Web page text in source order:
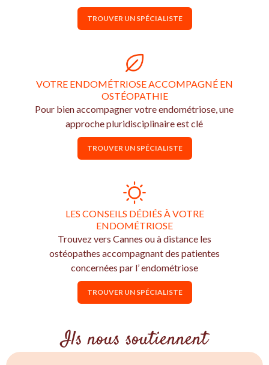
TROUVER UN SPÉCIALISTE
VOTRE ENDOMÉTRIOSE ACCOMPAGNÉ EN
OSTÉOPATHIE
Pour bien accompagner votre endométriose, une
approche pluridisciplinaire est clé
TROUVER UN SPÉCIALISTE
LES CONSEILS DÉDIÉS À VOTRE
ENDOMÉTRIOSE
Trouvez vers Cannes ou à distance les
ostéopathes accompagnant des patientes
concernées par l’ endométriose
TROUVER UN SPÉCIALISTE
Ils nous soutiennent